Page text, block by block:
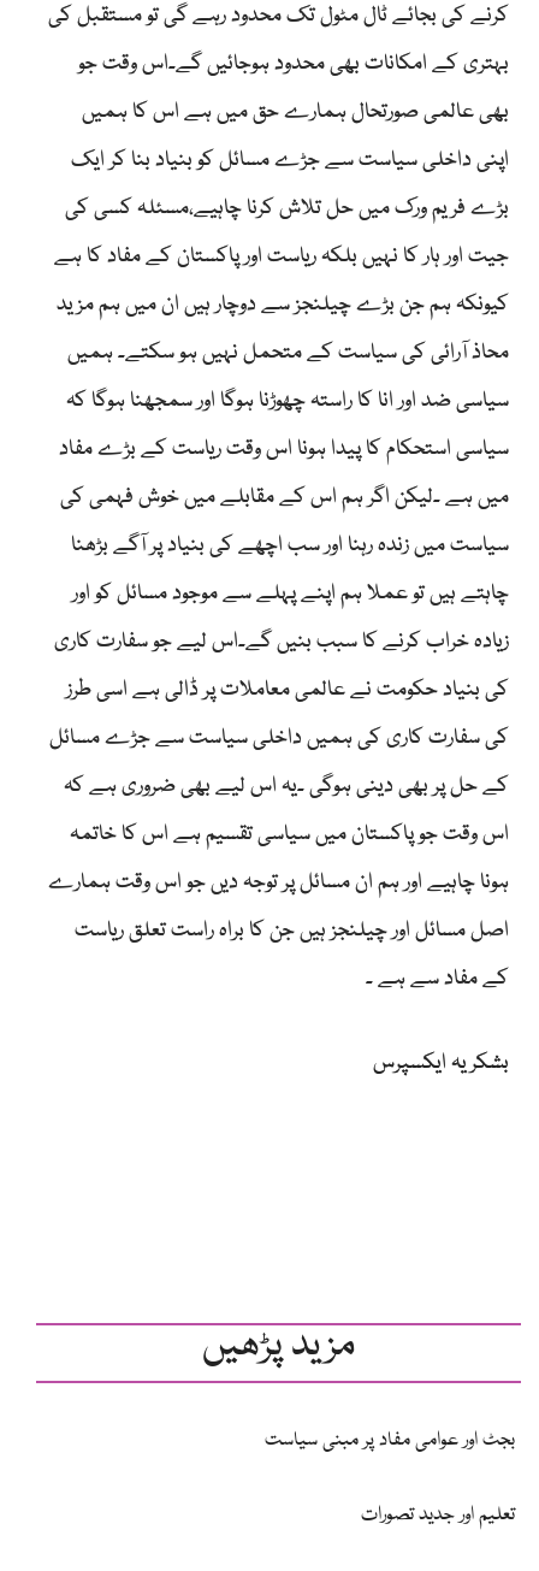
کرنے کی بجائے ٹال مٹول تک محدود رہے گی تو مستقبل کی
بہتری کے امکانات بھی محدود ہوجائیں گے۔اس وقت جو
بھی عالمی صورتحال ہمارے حق میں ہے اس کا ہمیں
اپنی داخلی سیاست سے جڑے مسائل کو بنیاد بنا کر ایک
بڑے فریم ورک میں حل تلاش کرنا چاہیے،مسئلہ کسی کی
جیت اور ہار کا نہیں بلکہ ریاست اور پاکستان کے مفاد کا ہے
کیونکہ ہم جن بڑے چیلنجز سے دوچار ہیں ان میں ہم مزید
محاذ آرائی کی سیاست کے متحمل نہیں ہو سکتے۔ ہمیں
سیاسی ضد اور انا کا راستہ چھوڑنا ہوگا اور سمجھنا ہوگا کہ
سیاسی استحکام کا پیدا ہونا اس وقت ریاست کے بڑے مفاد
میں ہے ۔لیکن اگر ہم اس کے مقابلے میں خوش فہمی کی
سیاست میں زندہ رہنا اور سب اچھے کی بنیاد پر آگے بڑھنا
چاہتے ہیں تو عملا ہم اپنے پہلے سے موجود مسائل کو اور
زیادہ خراب کرنے کا سبب بنیں گے۔اس لیے جو سفارت کاری
کی بنیاد حکومت نے عالمی معاملات پر ڈالی ہے اسی طرز
کی سفارت کاری کی ہمیں داخلی سیاست سے جڑے مسائل
کے حل پر بھی دینی ہوگی ۔یہ اس لیے بھی ضروری ہے کہ
اس وقت جو پاکستان میں سیاسی تقسیم ہے اس کا خاتمہ
ہونا چاہیے اور ہم ان مسائل پر توجہ دیں جو اس وقت ہمارے
اصل مسائل اور چیلنجز ہیں جن کا براہ راست تعلق ریاست
کے مفاد سے ہے ۔
بشکریہ ایکسپرس
مزید پڑھیں
بجٹ اور عوامی مفاد پر مبنی سیاست
تعلیم اور جدید تصورات